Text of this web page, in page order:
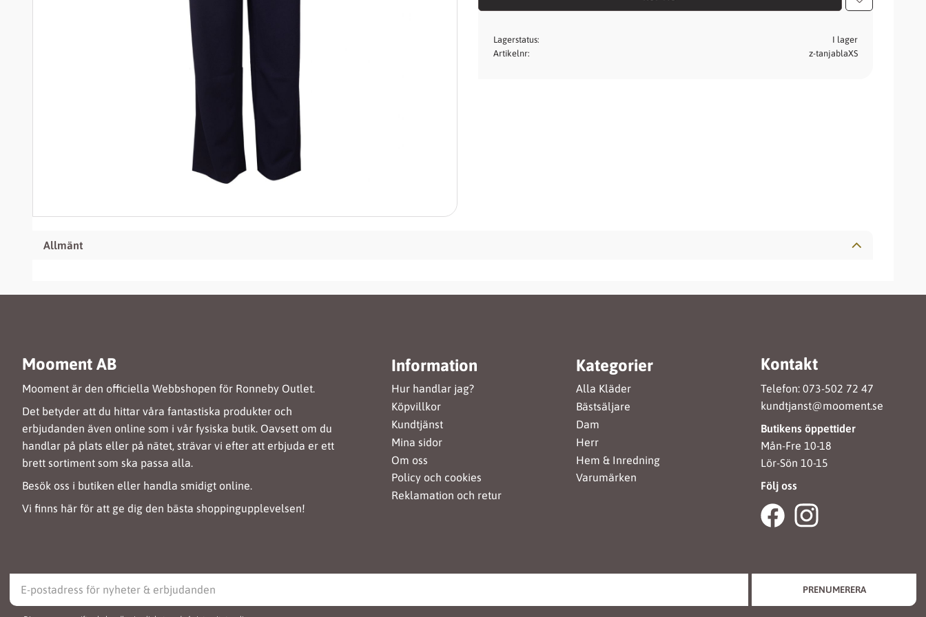
Lägg till i
Lagerstatus
I lager
Artikelnr
z-tanjablaXS
Allmänt
Mooment AB
Mooment är den officiella Webbshopen för Ronneby Outlet.
Det betyder att du hittar våra fantastiska produkter och
erbjudanden även online som i vår fysiska butik. Oavsett om du
handlar på plats eller på nätet, strävar vi efter att erbjuda er ett
brett sortiment som ska passa alla.
Besök oss i butiken eller handla smidigt online.
Vi finns här för att ge dig den bästa shoppingupplevelsen!
Information
Hur handlar jag?
Köpvillkor
Kundtjänst
Mina sidor
Om oss
Policy och cookies
Reklamation och retur
Kategorier
Alla Kläder
Bästsäljare
Dam
Herr
Hem & Inredning
Varumärken
Kontakt
Telefon: 073-502 72 47
kundtjanst@mooment.se
Butikens öppettider
Mån-Fre 10-18
Lör-Sön 10-15
Följ oss
PRENUMERERA